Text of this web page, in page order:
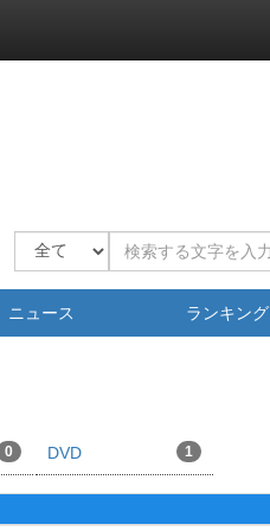
ニュース ランキング
0 DVD 1